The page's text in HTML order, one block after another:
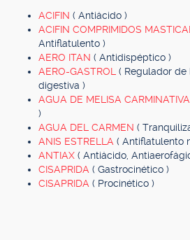
ACIFIN ( Antiácido )
ACIFIN COMPRIMIDOS
Antiflatulento )
AERO ITAN ( Antidispéptico )
AERO-GASTROL ( Regulador
digestiva )
AGUA DE MELISA CARMINATIVA
)
AGUA DEL CARMEN (
ANIS ESTRELLA ( Antiflatulento
ANTIAX ( Antiácido,
CISAPRIDA ( Gastrocinético )
CISAPRIDA ( Procinético )